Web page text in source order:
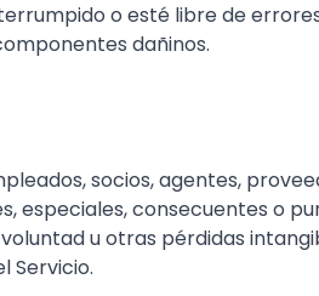
o esté libre de
dañinos.
socios, agentes,
especiales, consecuentes o
u otras pérdidas
Servicio.